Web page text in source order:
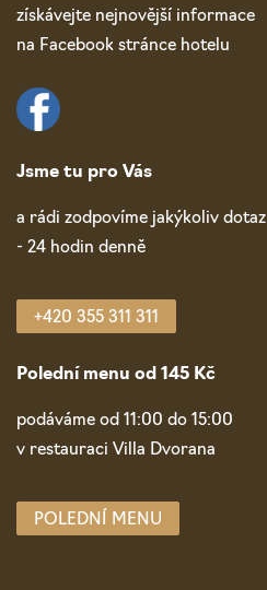
získávejte nejnovější informace
na Facebook stránce hotelu
Jsme tu pro Vás
a rádi zodpovíme jakýkoliv dotaz
- 24 hodin denně
+420 355 311 311
Polední menu od 145 Kč
podáváme od 11:00 do 15:00
v restauraci Villa Dvorana
POLEDNÍ MENU